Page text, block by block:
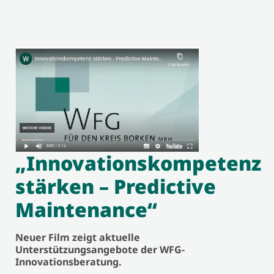
„Innovationskompetenz
stärken – Predictive
Maintenance“
Neuer Film zeigt aktuelle
Unterstützungsangebote der WFG-
Innovationsberatung.